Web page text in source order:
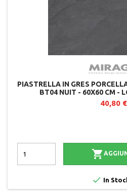
PIASTRELLA IN GRES
BT04 NUIT - 60X60 CM -
40,80 €

 In